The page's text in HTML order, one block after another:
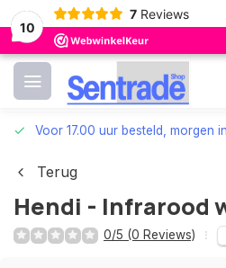
10
7 Reviews
Voor 17.00 uur besteld, morgen
Terug
Hendi - Infrarood
0/5 (0 Reviews)